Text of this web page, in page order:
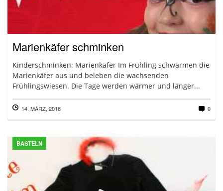
Marienkäfer schminken
Kinderschminken: Marienkäfer Im Frühling schwärmen die
Marienkäfer aus und beleben die wachsenden
Frühlingswiesen. Die Tage werden wärmer und länger...
14. MÄRZ, 2016 0
BASTELN